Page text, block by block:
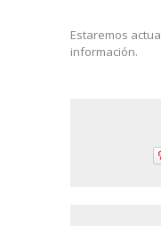
Estaremos
información.